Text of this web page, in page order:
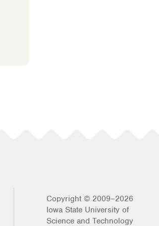
Copyright © 2009–2026
Iowa State University of
Science and Technology